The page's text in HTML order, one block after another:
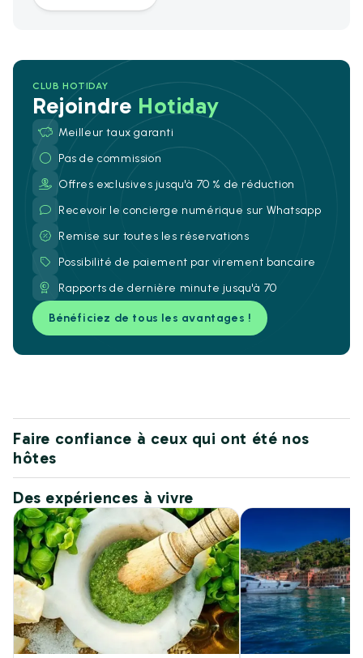
CLUB HOTIDAY
Rejoindre Hotiday
Meilleur taux garanti
Pas de commission
Offres exclusives jusqu'à 70 % de réduction
Recevoir le concierge numérique sur Whatsapp
Remise sur toutes les réservations
Possibilité de paiement par virement bancaire
Rapports de dernière minute jusqu'à 70
Bénéficiez de tous les avantages !
Faire confiance à ceux qui ont été nos
hôtes
Des expériences à vivre